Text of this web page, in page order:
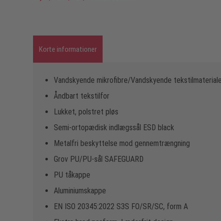
Korte informationer
Vandskyende mikrofibre/Vandskyende tekstilmateriale
Åndbart tekstilfor
Lukket, polstret pløs
Semi-ortopædisk indlægssål ESD black
Metalfri beskyttelse mod gennemtrængning
Grov PU/PU-sål SAFEGUARD
PU tåkappe
Aluminiumskappe
EN ISO 20345:2022 S3S FO/SR/SC, form A